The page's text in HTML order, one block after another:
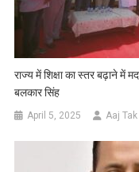
राज्य में शिक्षा का स्तर बढ़ाने में
बलकार सिंह
April 5, 2025 Aaj